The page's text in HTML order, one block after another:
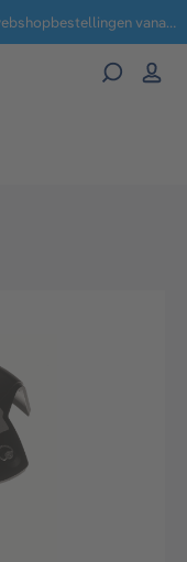
Geen administratie- en verzendkosten voor webshopbestellingen vanaf € 100,-.